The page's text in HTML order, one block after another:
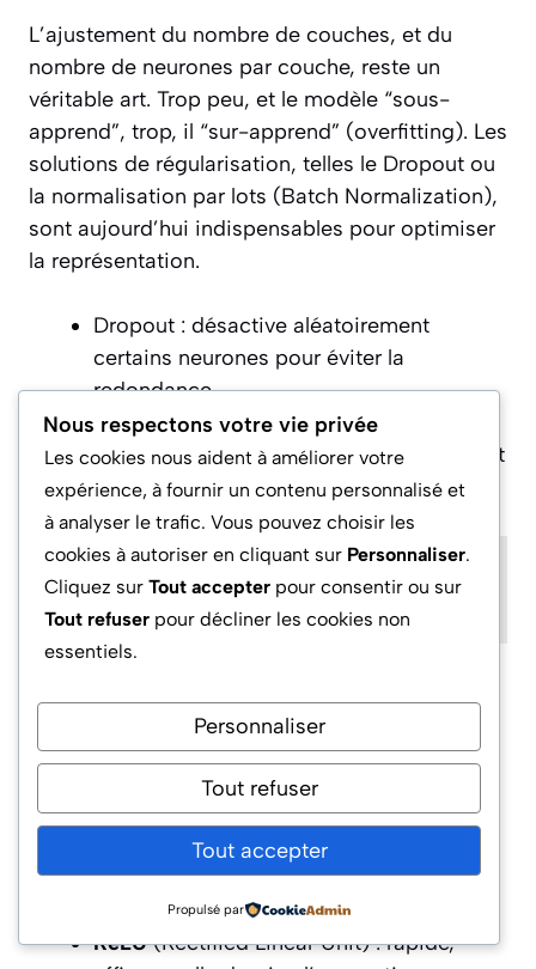
L’ajustement du nombre de couches, et du
nombre de neurones par couche, reste un
véritable art. Trop peu, et le modèle “sous-
apprend”, trop, il “sur-apprend” (overfitting). Les
solutions de régularisation, telles le Dropout ou
la normalisation par lots (Batch Normalization),
sont aujourd’hui indispensables pour optimiser
la représentation.
Dropout : désactive aléatoirement
certains neurones pour éviter la
redondance.
Batch Normalization : homogénéise
chaque couche, accélérant l’entraînement
et stabilisant le modèle.
Lire
Les Jardins du Tech : Aménagement Urbain
et Espaces Verts Durables
une modélisation robuste
fonction d’activationdécide de la réponse
d’un neurone : doit-il transmettre le signal au
suivant ? Les fonctions les plus utilisées en
2026 incluent :
ReLU(Rectified Linear Unit) : rapide,
Nous respectons votre vie privée
Les cookies nous aident à améliorer votre
expérience, à fournir un contenu personnalisé et
à analyser le trafic. Vous pouvez choisir les
cookies à autoriser en cliquant sur Personnaliser.
Cliquez sur Tout accepter pour consentir ou sur
Tout refuser pour décliner les cookies non
essentiels.
Personnaliser
Tout refuser
Tout accepter
Propulsé par